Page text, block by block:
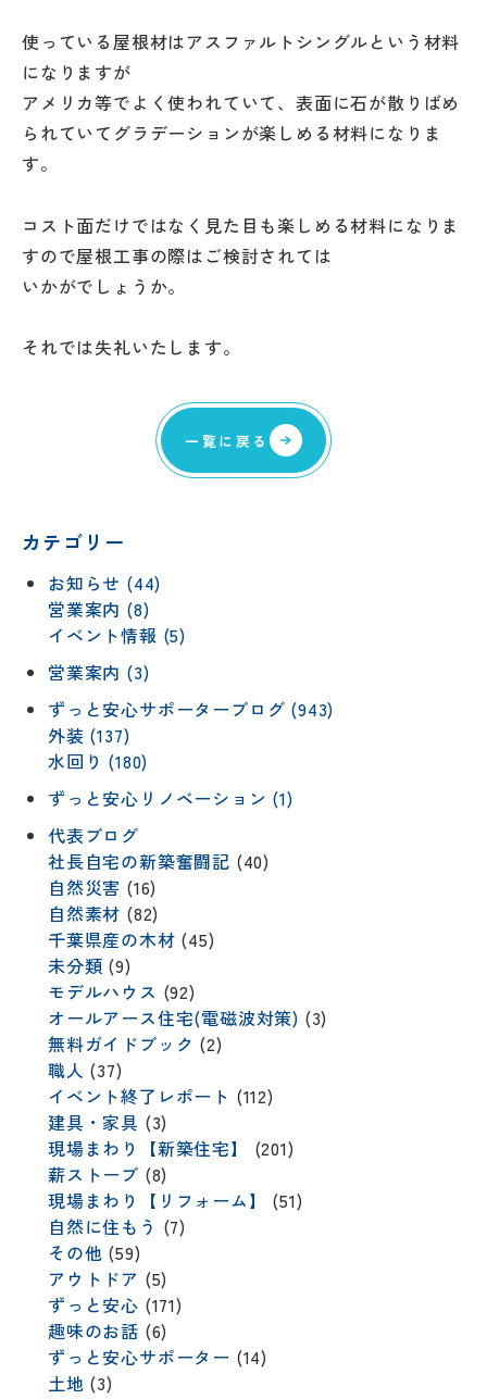
使っている屋根材はアスファルトシングルという材料
になりますが
アメリカ等でよく使われていて、表面に石が散りばめ
られていてグラデーションが楽しめる材料になりま
す。
コスト面だけではなく見た目も楽しめる材料になりま
すので屋根工事の際はご検討されては
いかがでしょうか。
それでは失礼いたします。
一覧に戻る
カテゴリー
お知らせ (44)
営業案内 (8)
イベント情報 (5)
営業案内 (3)
ずっと安心サポーターブログ (943)
外装 (137)
水回り (180)
ずっと安心リノベーション (1)
代表ブログ
社長自宅の新築奮闘記 (40)
自然災害 (16)
自然素材 (82)
千葉県産の木材 (45)
未分類 (9)
モデルハウス (92)
オールアース住宅(電磁波対策) (3)
無料ガイドブック (2)
職人 (37)
イベント終了レポート (112)
建具・家具 (3)
現場まわり【新築住宅】
(201)
薪ストーブ (8)
現場まわり【リフォーム】
(51)
自然に住もう (7)
その他 (59)
アウトドア (5)
ずっと安心 (171)
趣味のお話 (6)
ずっと安心サポーター (14)
土地 (3)